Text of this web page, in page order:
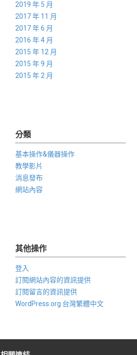
2019 年 5 月
2017 年 11 月
2017 年 6 月
2016 年 4 月
2015 年 12 月
2015 年 9 月
2015 年 2 月
分類
基本操作&儀器操作
教學影片
消息發布
網站內容
其他操作
登入
訂閱網站內容的資訊提供
訂閱留言的資訊提供
WordPress.org 台灣繁體中文